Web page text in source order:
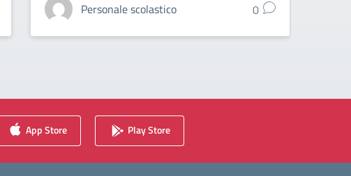
Personale scolastico 0
App Store Play Store